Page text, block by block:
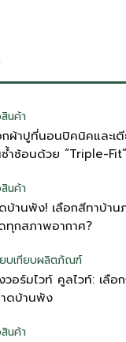
นค้า
กผ้าปูที่นอนปิคนิคและเ
ซ้ำซ้อนด้วย “Triple-Fit”
นค้า
บ้านพัง! เลือกสีทาบ้าน
ทุกสภาพอากาศ?
ยบเทียบผลิตภัณฑ์
วอร์มไวท์ คูลไวท์: เลือ
ดบ้านพัง
นค้า